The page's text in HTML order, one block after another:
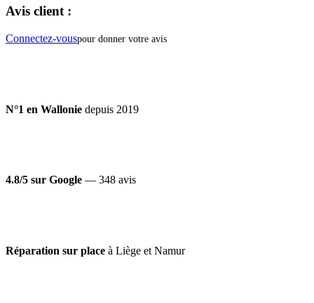
Avis client :
Connectez-vouspour donner votre avis
N°1 en Wallonie depuis 2019
4.8/5 sur Google — 348 avis
Réparation sur place à Liège et Namur